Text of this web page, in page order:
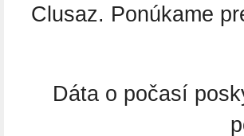
Clusaz. Ponúkame
Dáta o počasí